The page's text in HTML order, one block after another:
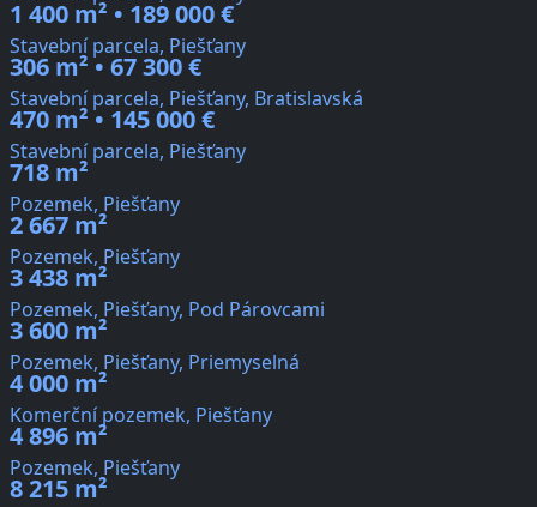
1 400 m² • 189 000 €
Stavební parcela, Piešťany
306 m² • 67 300 €
Stavební parcela, Piešťany, Bratislavská
470 m² • 145 000 €
Stavební parcela, Piešťany
718 m²
Pozemek, Piešťany
2 667 m²
Pozemek, Piešťany
3 438 m²
Pozemek, Piešťany, Pod Párovcami
3 600 m²
Pozemek, Piešťany, Priemyselná
4 000 m²
Komerční pozemek, Piešťany
4 896 m²
Pozemek, Piešťany
8 215 m²